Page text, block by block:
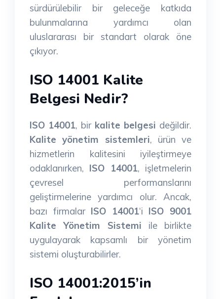
sürdürülebilir bir geleceğe katkıda
bulunmalarına yardımcı olan
uluslararası bir standart olarak öne
çıkıyor.
ISO 14001 Kalite
Belgesi Nedir?
ISO 14001, bir kalite belgesi değildir.
Kalite yönetim sistemleri, ürün ve
hizmetlerin kalitesini iyileştirmeye
odaklanırken, ISO 14001, işletmelerin
çevresel performanslarını
geliştirmelerine yardımcı olur. Ancak,
bazı firmalar ISO 14001‘i ISO 9001
Kalite Yönetim Sistemi ile birlikte
uygulayarak kapsamlı bir yönetim
sistemi oluşturabilirler.
ISO 14001:2015’in